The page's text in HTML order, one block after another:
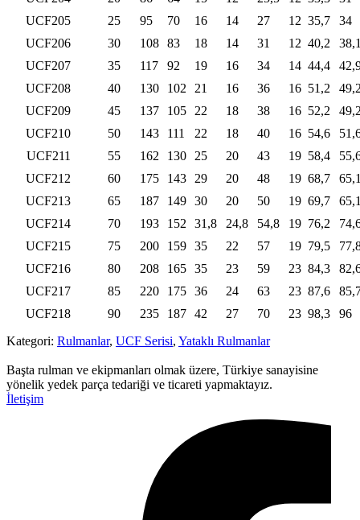
UCF205
25 95 70 16 14 27 12 35,7
34
UCF206
30 108 83 18 14 31 12 40,2
UCF207
35 117 92 19 16 34 14 44,4
UCF208
40 130 102 21 16 36 16 51,2
UCF209
45 137 105 22 18 38 16 52,2
UCF210
50 143 111 22 18 40 16 54,6
UCF211
55 162 130 25 20 43 19 58,4
UCF212
60 175 143 29 20 48 19 68,7
UCF213
65 187 149 30 20 50 19 69,7
UCF214
70 193 152 31,8 24,8 54,8 19 76,2
UCF215
75 200 159 35 22 57 19 79,5
UCF216
80 208 165 35 23 59 23 84,3
UCF217
85 220 175 36 24 63 23 87,6
UCF218
90 235 187 42 27 70 23 98,3
96
Kategori: Rulmanlar, UCF Serisi, Yataklı Rulmanlar
Başta rulman ve ekipmanları olmak üzere, Türkiye sanayisine
yönelik yedek parça tedariği ve ticareti yapmaktayız.
İletişim